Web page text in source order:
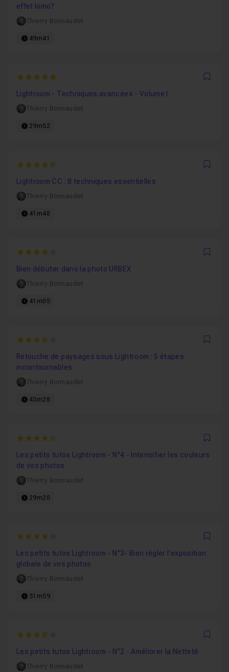
effet lomo?
Thierry Bonnaudet
49m41
5
Lightroom - Techniques avancées - Volume I
Thierry Bonnaudet
29m52
4.3333333333333
Lightroom CC : 8 techniques essentielles
Thierry Bonnaudet
41m48
4
Bien débuter dans la photo URBEX
Thierry Bonnaudet
41m05
3.1666666666667
Retouche de paysages sous Lightroom : 5 étapes
incontournables
Thierry Bonnaudet
43m28
4.5
Les petits tutos Lightroom - N°4 - Intensifier les couleurs
de vos photos
Thierry Bonnaudet
29m20
4
Les petits tutos Lightroom - N°3- Bien régler l'exposition
globale de vos photos
Thierry Bonnaudet
31m59
3.8
Les petits tutos Lightroom - N°2 - Améliorer la Netteté
Thierry Bonnaudet